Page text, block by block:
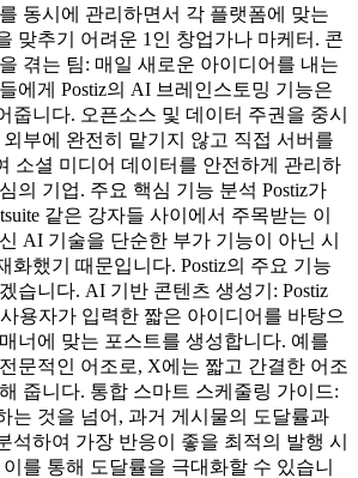
동시에 관리하면서 각 플랫폼에 맞는
맞추기 어려운 1인 창업가나 마케터. 콘
겪는 팀: 매일 새로운 아이디어를 내는
에게 Postiz의 AI 브레인스토밍 기능은
줍니다. 오픈소스 및 데이터 주권을 중시
부에 완전히 맡기지 않고 직접 서버를
소셜 미디어 데이터를 안전하게 관리하
의 기업. 주요 핵심 기능 분석 Postiz가
같은 강자들 사이에서 주목받는 이
AI 기술을 단순한 부가 기능이 아닌 시
화했기 때문입니다. Postiz의 주요 기능
습니다. AI 기반 콘텐츠 생성기: Postiz
용자가 입력한 짧은 아이디어를 바탕으
너에 맞는 포스트를 생성합니다. 예를
문적인 어조로, X에는 짧고 간결한 어조
줍니다. 통합 스마트 스케줄링 가이드:
는 것을 넘어, 과거 게시물의 도달률과
석하여 가장 반응이 좋을 최적의 발행 시
를 통해 도달률을 극대화할 수 있습니